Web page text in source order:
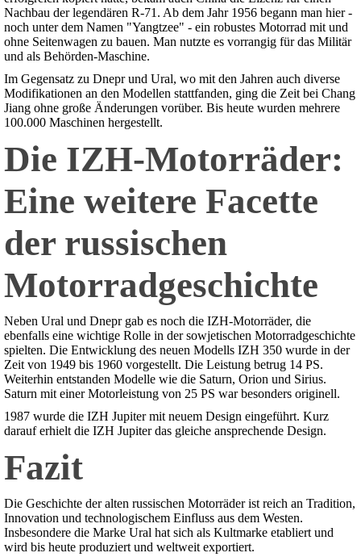
Nachbau der legendären R-71. Ab dem Jahr 1956 begann man hier -
noch unter dem Namen "Yangtzee" - ein robustes Motorrad mit und
ohne Seitenwagen zu bauen. Man nutzte es vorrangig für das Militär
und als Behörden-Maschine.
Im Gegensatz zu Dnepr und Ural, wo mit den Jahren auch diverse
Modifikationen an den Modellen stattfanden, ging die Zeit bei Chang
Jiang ohne große Änderungen vorüber. Bis heute wurden mehrere
100.000 Maschinen hergestellt.
Die IZH-Motorräder:
Eine weitere Facette
der russischen
Motorradgeschichte
Neben Ural und Dnepr gab es noch die IZH-Motorräder, die
ebenfalls eine wichtige Rolle in der sowjetischen Motorradgeschichte
spielten. Die Entwicklung des neuen Modells IZH 350 wurde in der
Zeit von 1949 bis 1960 vorgestellt. Die Leistung betrug 14 PS.
Weiterhin entstanden Modelle wie die Saturn, Orion und Sirius.
Saturn mit einer Motorleistung von 25 PS war besonders originell.
1987 wurde die IZH Jupiter mit neuem Design eingeführt. Kurz
darauf erhielt die IZH Jupiter das gleiche ansprechende Design.
Fazit
Die Geschichte der alten russischen Motorräder ist reich an Tradition,
Innovation und technologischem Einfluss aus dem Westen.
Insbesondere die Marke Ural hat sich als Kultmarke etabliert und
wird bis heute produziert und weltweit exportiert.